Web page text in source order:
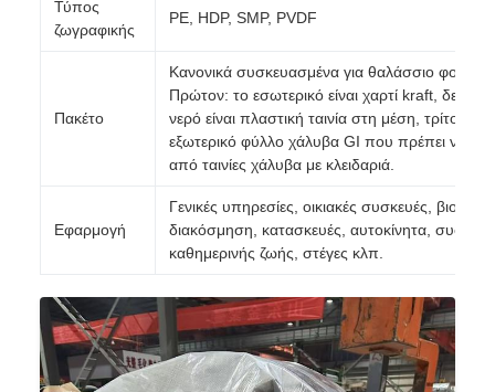
Τύπος
ζωγραφικής
PE, HDP, SMP, PVDF
Πακέτο
Κανονικά συσκευασμένα για θαλάσσιο φορτίο:
Πρώτον: το εσωτερικό είναι χαρτί kraft,
νερό είναι πλαστική ταινία στη μέση, τρίτο: το
εξωτερικό φύλλο χάλυβα GI που πρέπει να
από ταινίες χάλυβα με κλειδαριά.
Εφαρμογή
Γενικές υπηρεσίες, οικιακές συσκευές,
διακόσμηση, κατασκευές, αυτοκίνητα,
καθημερινής ζωής, στέγες κλπ.